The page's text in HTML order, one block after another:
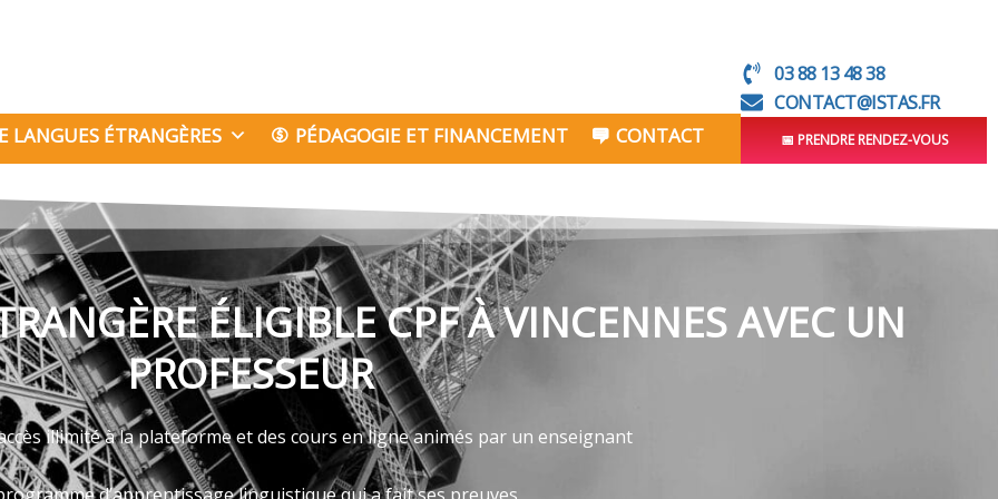
LANGUES ÉTRANGÈRES PÉDAGOGIE ET FINANCEMENT CONTACT
03 88 13 48 38
CONTACT@ISTAS.FR
📅 PRENDRE RENDEZ-VOUS
ÉLIGIBLE CPF À VINCENNES AVEC UN
PROFESSEUR
illimité à la plateforme et des cours en ligne animés par un enseignant